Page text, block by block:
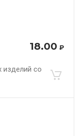
18.00 ₽
изделий со